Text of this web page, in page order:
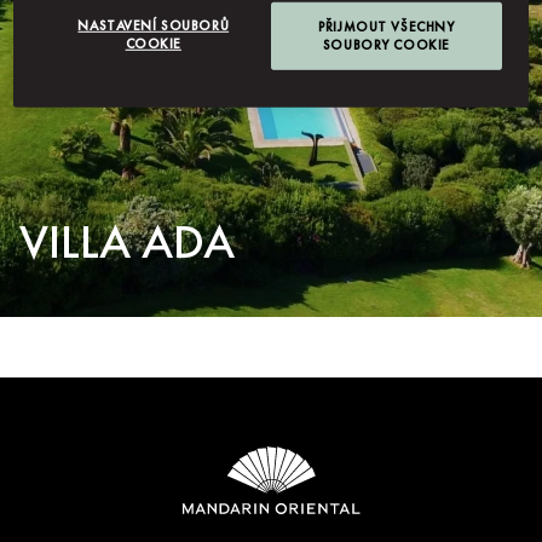
VILLA ADA
NASTAVENÍ SOUBORŮ
COOKIE
PŘIJMOUT VŠECHNY
SOUBORY COOKIE